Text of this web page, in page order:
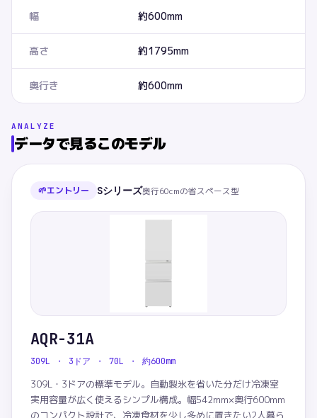
幅 約600mm
高さ 約1795mm
奥行き 約600mm
ANALYZE
データで見るこのモデル
🌱エントリー Sシリーズ奥行60cmの省スペース型
AQR-31A
309L ・ 3ドア ・ 70L ・ 約600mm
309L・3ドアの標準モデル。自動製氷を省いた分だけ冷凍室
実用容量が広く使えるシンプル構成。幅542mm×奥行600mm
のコンパクト設計で、冷凍食材を少し多めに置きたい2人暮ら